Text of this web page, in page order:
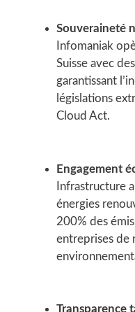
Souveraineté
Infomaniak
Suisse avec
garantissant
législations
Cloud Act.
Engagement
Infrastructure
énergies
200% des
entreprises de
Transparence